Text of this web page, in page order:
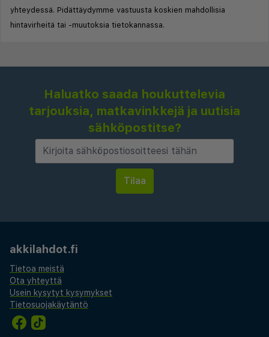
yhteydessä. Pidättäydymme vastuusta koskien mahdollisia
hintavirheitä tai -muutoksia tietokannassa.
Haluatko saada houkuttelevia
tarjouksia, matkavinkkejä ja uutisia
sähköpostitse?
akkilahdot.fi
Tietoa meistä
Ota yhteyttä
Usein kysytyt kysymykset
Tietosuojakäytäntö